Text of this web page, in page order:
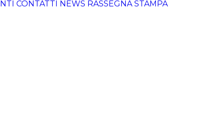
CONTATTI NEWS RASSEGNA STAMPA